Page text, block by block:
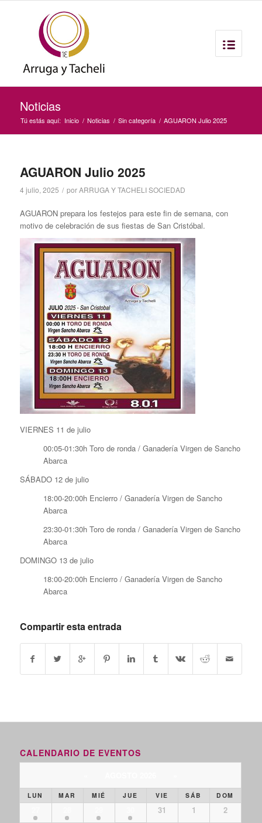
Noticias
Tú estás aquí: Inicio / Noticias / Sin categoría / AGUARON Julio 2025
AGUARON Julio 2025
4 julio, 2025 / porARRUGA Y TACHELI SOCIEDAD
AGUARON prepara los festejos para este fin de semana, con
motivo de celebración de sus fiestas de San Cristóbal.
VIERNES 11 de julio
00:05-01:30h Toro de ronda / Ganadería Virgen de Sancho
Abarca
SÁBADO 12 de julio
18:00-20:00h Encierro / Ganadería Virgen de Sancho
Abarca
23:30-01:30h Toro de ronda / Ganadería Virgen de Sancho
Abarca
DOMINGO 13 de julio
18:00-20:00h Encierro / Ganadería Virgen de Sancho
Abarca
Compartir esta entrada
CALENDARIO DE EVENTOS
LUN MAR MIÉ JUE VIE SÁB DOM
31 1
2